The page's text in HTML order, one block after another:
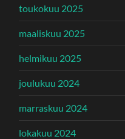
toukokuu 2025
maaliskuu 2025
helmikuu 2025
joulukuu 2024
marraskuu 2024
lokakuu 2024